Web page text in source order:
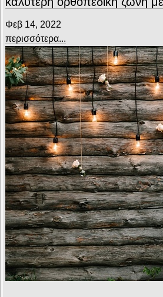
Φεβ 14, 2022
περισσότερα...